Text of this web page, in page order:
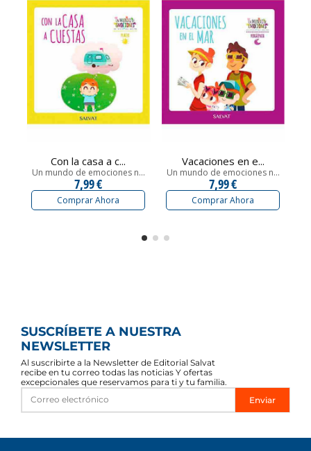
Con la casa a c...
Un mundo de emociones n...
7,99 €
Comprar Ahora
Vacaciones en e...
Un mundo de emociones n...
7,99 €
Comprar Ahora
SUSCRÍBETE A NUESTRA
NEWSLETTER
Al suscribirte a la Newsletter de Editorial Salvat
recibe en tu correo todas las noticias Y ofertas
excepcionales que reservamos para ti y tu familia.
Enviar